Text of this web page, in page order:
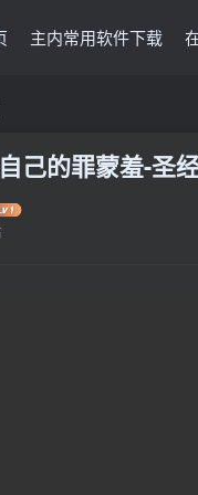
主内常用软件下载
己的罪蒙羞-圣